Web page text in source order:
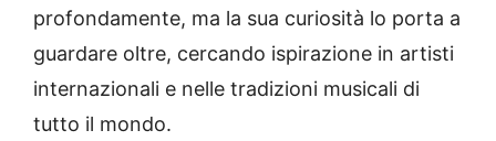
profondamente, ma la sua curiosità lo porta a
guardare oltre, cercando ispirazione in artisti
internazionali e nelle tradizioni musicali di
tutto il mondo.